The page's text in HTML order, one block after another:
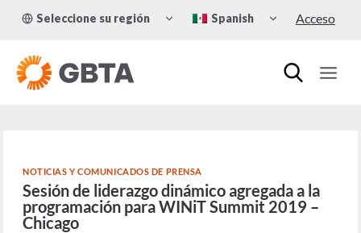
Seleccione su región
TOGGLE
CHILD
Spanish
CHILDAcceso
NOTICIAS Y COMUNICADOS DE PRENSA
Sesión de liderazgo dinámico agregada a la
programación para WINiT Summit 2019 –
Chicago